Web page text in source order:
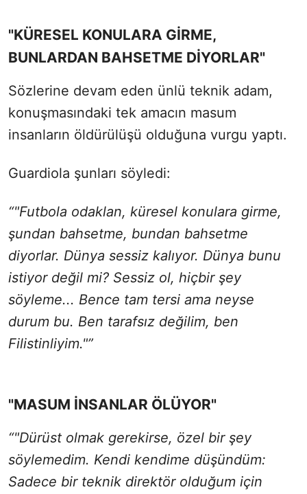
"KÜRESEL KONULARA GİRME,
BUNLARDAN BAHSETME DİYORLAR"
Sözlerine devam eden ünlü teknik adam,
konuşmasındaki tek amacın masum
insanların öldürülüşü olduğuna vurgu yaptı.
Guardiola şunları söyledi:
“"Futbola odaklan, küresel konulara girme,
şundan bahsetme, bundan bahsetme
diyorlar. Dünya sessiz kalıyor. Dünya bunu
istiyor değil mi? Sessiz ol, hiçbir şey
söyleme... Bence tam tersi ama neyse
durum bu. Ben tarafsız değilim, ben
Filistinliyim."”
"MASUM İNSANLAR ÖLÜYOR"
“"Dürüst olmak gerekirse, özel bir şey
söylemedim. Kendi kendime düşündüm:
Sadece bir teknik direktör olduğum için